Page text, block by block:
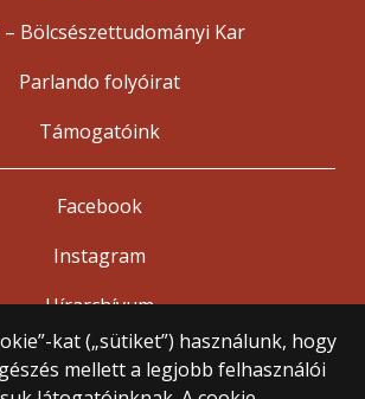
kat („sütiket”) használunk, hogy
mellett a legjobb felhasználói
– Bölcsészettudományi Kar
Parlando folyóirat
Támogatóink
Facebook
Instagram
Hírarchívum
Loránd Tudományegyetem